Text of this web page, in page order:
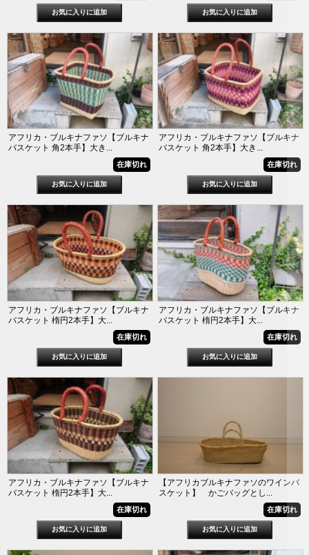
アフリカ・ブルキナファソ【ブルキナ
バスケット 角2本手】大き...
在庫切れ
アフリカ・ブルキナファソ【ブルキナ
バスケット 角2本手】大き...
在庫切れ
アフリカ・ブルキナファソ【ブルキナ
バスケット 楕円2本手】大...
在庫切れ
アフリカ・ブルキナファソ【ブルキナ
バスケット 楕円2本手】大...
在庫切れ
アフリカ・ブルキナファソ【ブルキナ
バスケット 楕円2本手】大...
在庫切れ
【アフリカブルキナファソのワインバ
スケット】 かごバッグとし...
在庫切れ